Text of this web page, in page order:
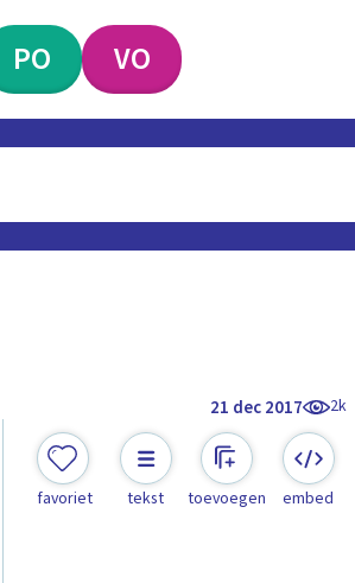
PO VO
21 dec 2017 2k
favoriet tekst toevoegen embed